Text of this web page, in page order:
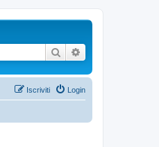
Cerca
Login
Iscriviti